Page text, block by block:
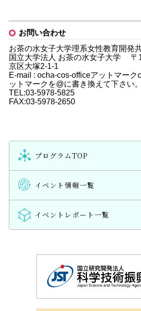
お問い合わせ
お茶の水女子大学理系女性教育開発
国立大学法人 お茶の水女子大学 〒
京区大塚2-1-1
E-mail : ocha-cos-officeアットマー
ットマークを@に書き換えて下さい。
TEL:03-5978-5825
FAX:03-5978-2650
プログラムTOP
イベント情報一覧
イベントレポート一覧